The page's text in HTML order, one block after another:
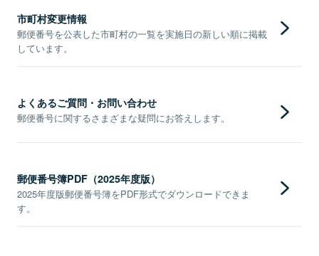
市町村変更情報
郵便番号を公表した市町村の一覧を実施日の新しい順に掲載
しています。
よくあるご質問・お問い合わせ
郵便番号に関するさまざまな疑問にお答えします。
郵便番号簿PDF（2025年度版）
2025年度版郵便番号簿をPDF形式でダウンロードできま
す。